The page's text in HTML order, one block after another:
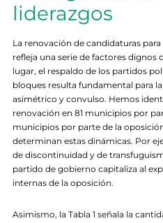
liderazgos
La renovación de candidaturas
refleja una serie de factores dignos
lugar, el respaldo de los partidos
bloques resulta fundamental para
asimétrico y convulso. Hemos
renovación en 81 municipios por
municipios por parte de la
determinan estas dinámicas. Por
de discontinuidad y de
partido de gobierno capitaliza al
internas de la oposición.
Asimismo, la Tabla 1 señala la